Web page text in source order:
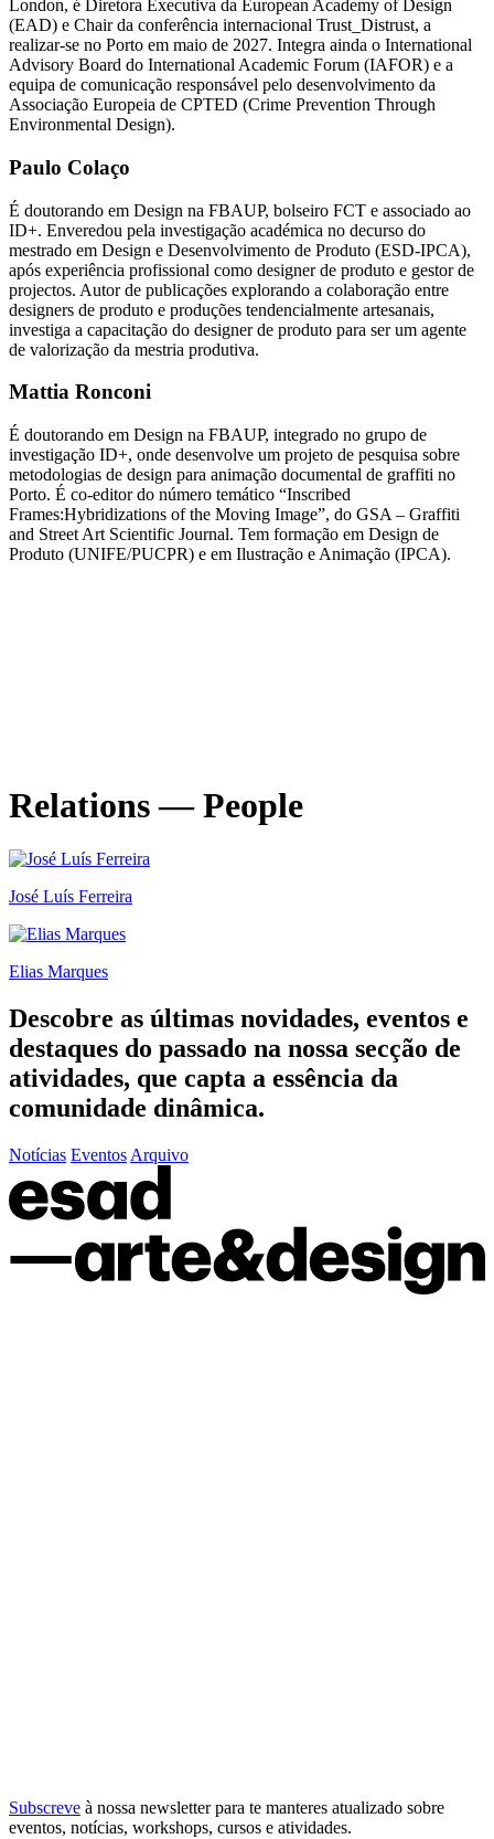
London, é Diretora Executiva da European Academy of Design
(EAD) e Chair da conferência internacional Trust_Distrust, a
realizar-se no Porto em maio de 2027. Integra ainda o International
Advisory Board do International Academic Forum (IAFOR) e a
equipa de comunicação responsável pelo desenvolvimento da
Associação Europeia de CPTED (Crime Prevention Through
Environmental Design).
Paulo Colaço
É doutorando em Design na FBAUP, bolseiro FCT e associado ao
ID+. Enveredou pela investigação académica no decurso do
mestrado em Design e Desenvolvimento de Produto (ESD-IPCA),
após experiência profissional como designer de produto e gestor de
projectos. Autor de publicações explorando a colaboração entre
designers de produto e produções tendencialmente artesanais,
investiga a capacitação do designer de produto para ser um agente
de valorização da mestria produtiva.
Mattia Ronconi
É doutorando em Design na FBAUP, integrado no grupo de
investigação ID+, onde desenvolve um projeto de pesquisa sobre
metodologias de design para animação documental de graffiti no
Porto. É co‐editor do número temático “Inscribed
Frames:Hybridizations of the Moving Image”, do GSA – Graffiti
and Street Art Scientific Journal. Tem formação em Design de
Produto (UNIFE/PUCPR) e em Ilustração e Animação (IPCA).
Relations — People
José Luís Ferreira
Elias Marques
Descobre as últimas novidades, eventos e
destaques do passado na nossa secção de
atividades, que capta a essência da
comunidade dinâmica.
Notícias Eventos Arquivo
Subscreve à nossa newsletterpara te manteres atualizado sobre
eventos, notícias, workshops, cursos e atividades.